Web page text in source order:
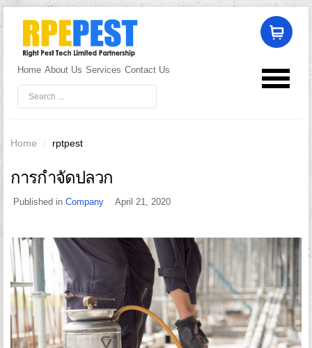
Home About Us Services Contact Us
Home / rptpest
การกำจัดปลวก
Published in Company April 21, 2020
LOG IN
Username
Password
Forgot your password?
Forgot your username?